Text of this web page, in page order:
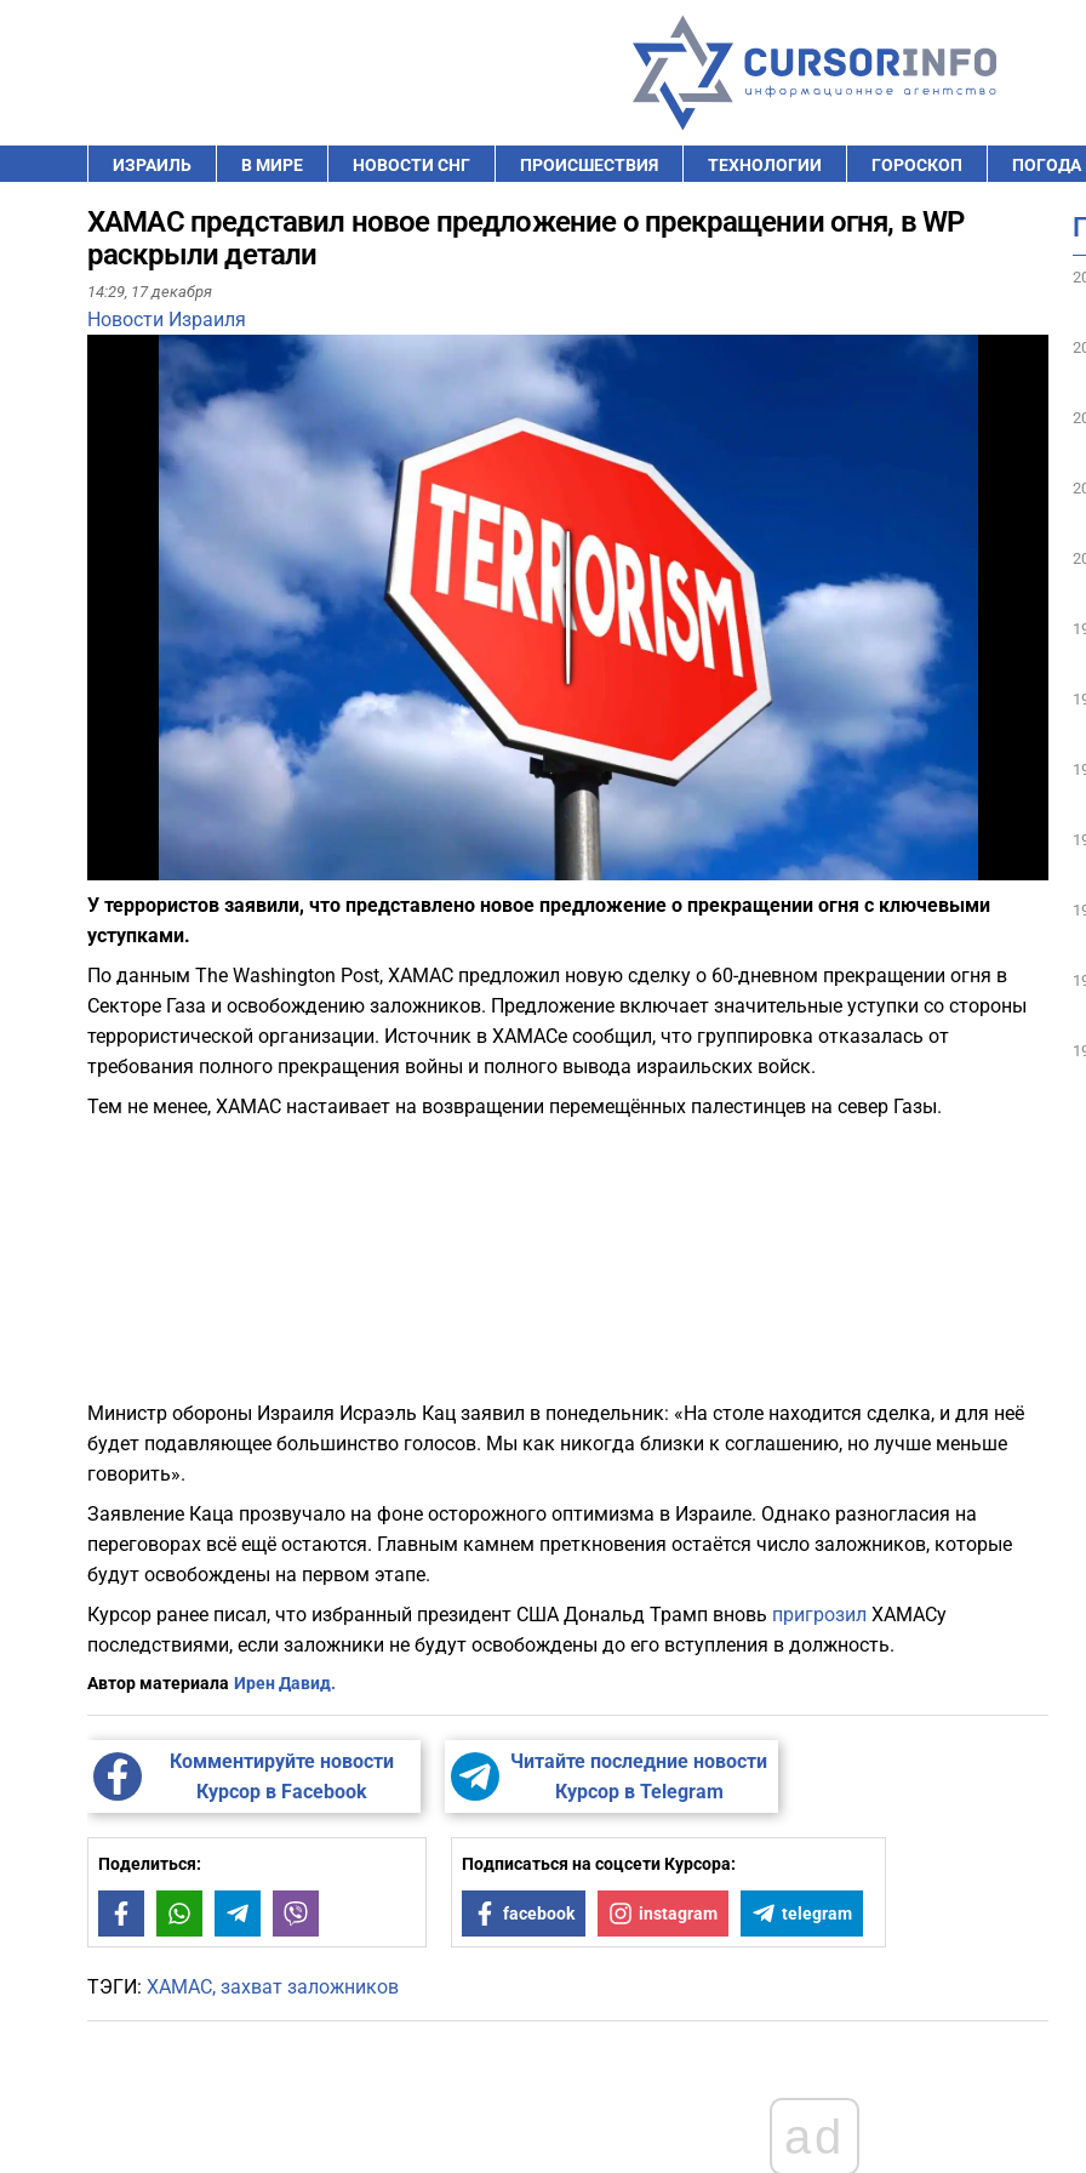
ИЗРАИЛЬ В МИРЕ НОВОСТИ СНГ ПРОИСШЕСТВИЯ ТЕХНОЛОГИИ ГОРОСКОП ПОГОДА
ХАМАС представил новое предложение о прекращении огня, в WP
раскрыли детали
14:29, 17 декабря
Новости Израиля
Play
Фото: depositphotos.com
У террористов заявили, что представлено новое предложение о прекращении огня с ключевыми
уступками.
По данным The Washington Post, ХАМАС предложил новую сделку о 60-дневном прекращении огня в
Секторе Газа и освобождению заложников. Предложение включает значительные уступки со стороны
террористической организации. Источник в ХАМАСе сообщил, что группировка отказалась от
требования полного прекращения войны и полного вывода израильских войск.
Тем не менее, ХАМАС настаивает на возвращении перемещённых палестинцев на север Газы.
Министр обороны Израиля Исраэль Кац заявил в понедельник: «На столе находится сделка, и для неё
будет подавляющее большинство голосов. Мы как никогда близки к соглашению, но лучше меньше
говорить».
Заявление Каца прозвучало на фоне осторожного оптимизма в Израиле. Однако разногласия на
переговорах всё ещё остаются. Главным камнем преткновения остаётся число заложников, которые
будут освобождены на первом этапе.
Курсор ранее писал, что избранный президент США Дональд Трамп вновь пригрозил ХАМАСу
последствиями, если заложники не будут освобождены до его вступления в должность.
Автор материала Ирен Давид.
Комментируйте новости
Курсор в Facebook
Читайте последние новости
Курсор в Telegram
Поделиться:
FacebookWhatsAppTelegram
Подписаться на соцсети Курсора:
facebook instagram telegram
ТЭГИ: ХАМАС захват заложников
ad